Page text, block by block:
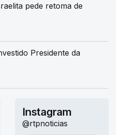
pede retoma de
Presidente da
Instagram
@rtpnoticias